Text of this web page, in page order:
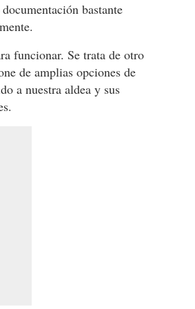
bastante
funcionar. Se trata de otro
de amplias opciones de
a nuestra aldea y sus